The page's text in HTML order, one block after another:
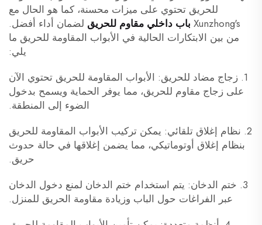
للحريق تحتوي على ميزات محسنة، كما هو الحال مع
Xunzhong's باب داخلي مقاوم للحريق لضمان أداء أفضل.
من بين الابتكارات الحالية في الأبواب المقاومة للحريق ما
يلي:
1. زجاج مضاد للحريق: الأبواب المقاومة للحريق تحتوي الآن
على زجاج مقاوم للحريق، مما يوفر الحماية ويسمح بدخول
الضوء إلى المنطقة.
2. نظام إغلاق تلقائي: يمكن تركيب الأبواب المقاومة للحريق
بنظام إغلاق أوتوماتيكي، مما يضمن إغلاقها في حالة حدوث
حريق.
3. ختم الدخان: يتم استخدام ختم الدخان لمنع دخول الدخان
عبر الفراغات حول الباب وزيادة مقاومة الحريق للمنزل.